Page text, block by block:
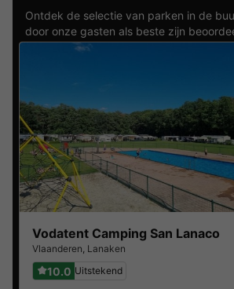
Ontdek de selectie van parken in de
door onze gasten als beste zijn
Vodatent Camping San Lanaco
Vlaanderen, Lanaken
10.0 Uitstekend